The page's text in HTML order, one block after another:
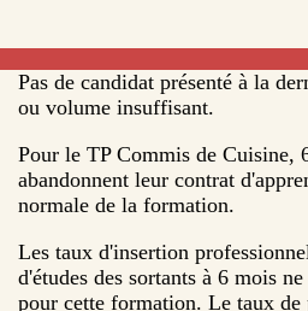
Pas de candidat présenté à la
ou volume insuffisant.
Pour le TP Commis de Cuisine,
abandonnent leur contrat
normale de la formation.
Les taux d'insertion
d'études des sortants à 6 mois
pour cette formation. Le taux de